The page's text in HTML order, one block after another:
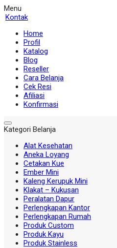
Menu
Kontak
Home
Profil
Katalog
Blog
Reseller
Cara Belanja
Cek Resi
Afiliasi
Konfirmasi
Kategori Belanja
Alat Kesehatan
Aneka Loyang
Cetakan Kue
Ember Mini
Kaleng Kerupuk Mini
Klakat – Kukusan
Peralatan Dapur
Perlengkapan Kantor
Perlengkapan Rumah
Produk Custom
Produk Kayu
Produk Stainless